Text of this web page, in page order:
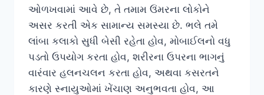
ઓળખવામાં આવે છે, તે તમામ ઉંમરના લોકોને
અસર કરતી એક સામાન્ય સમસ્યા છે. ભલે તમે
લાંબા કલાકો સુધી બેસી રહેતા હોવ, મોબાઈલનો વધુ
પડતો ઉપયોગ કરતા હોવ, શરીરના ઉપરના ભાગનું
વારંવાર હલનચલન કરતા હોવ, અથવા કસરતને
કારણે સ્નાયુઓમાં ખેંચાણ અનુભવતા હોવ, આ